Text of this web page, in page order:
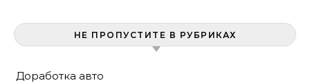
НЕ ПРОПУСТИТЕ В РУБРИКАХ
Доработка авто